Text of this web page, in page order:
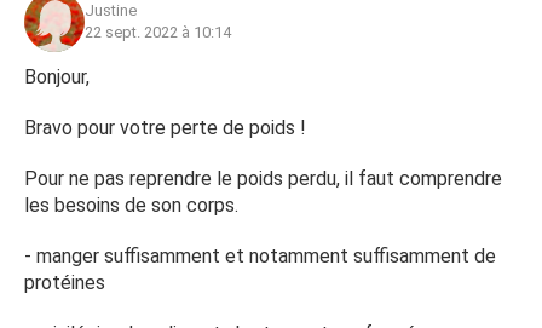
Justine
22 sept. 2022 à 10:14
Bonjour,
Bravo pour votre perte de poids !
Pour ne pas reprendre le poids perdu, il faut comprendre
les besoins de son corps.
- manger suffisamment et notamment suffisamment de
protéines